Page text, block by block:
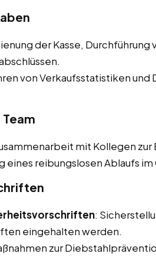
der Kasse, Durchführung
von Verkaufsstatistiken
mit Kollegen
eines reibungslosen Ablaufs
:
eingehalten werden.
zur